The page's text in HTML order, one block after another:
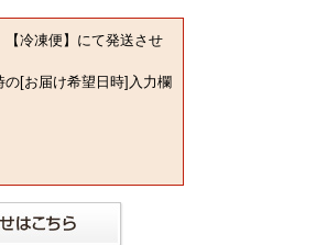
冷凍便】にて発送させ
の[お届け希望日時]入力欄